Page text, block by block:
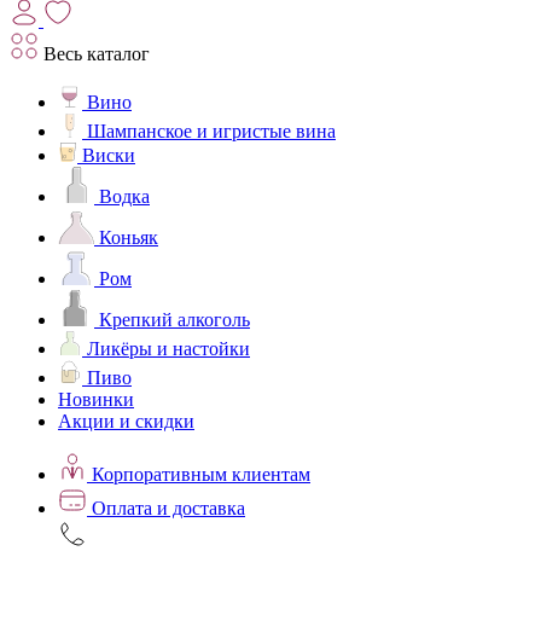
Весь каталог
Вино
Шампанское и игристые вина
Виски
Водка
Коньяк
Ром
Крепкий алкоголь
Ликёры и настойки
Пиво
Новинки
Акции и скидки
Корпоративным клиентам
Оплата и доставка